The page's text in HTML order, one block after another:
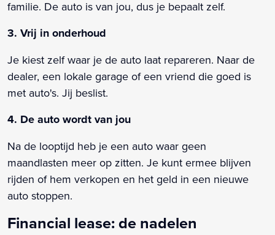
familie. De auto is van jou, dus je bepaalt zelf.
3. Vrij in onderhoud
Je kiest zelf waar je de auto laat repareren. Naar de
dealer, een lokale garage of een vriend die goed is
met auto's. Jij beslist.
4. De auto wordt van jou
Na de looptijd heb je een auto waar geen
maandlasten meer op zitten. Je kunt ermee blijven
rijden of hem verkopen en het geld in een nieuwe
auto stoppen.
Financial lease: de nadelen